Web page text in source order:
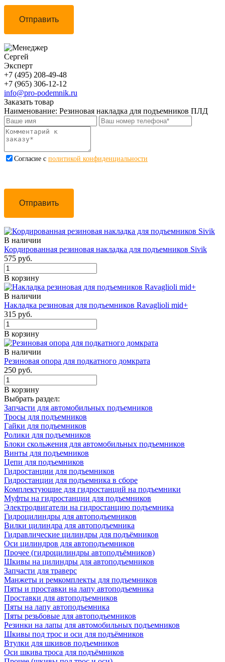
Отправить
Сергей
Эксперт
+7 (495) 208-49-48
+7 (965) 306-12-12
info@pro-podemnik.ru
Заказать товар
Наименование: Резиновая накладка для подъемников ПЛД
Cогласие с политикой конфиденциальности
Отправить
В наличии
Кордированная резиновая накладка для подъемников Sivik
575 руб.
В корзину
В наличии
Накладка резиновая для подъемников Ravaglioli mid+
315 руб.
В корзину
В наличии
Резиновая опора для подкатного домкрата
250 руб.
В корзину
Выбрать раздел:
Запчасти для автомобильных подъемников
Тросы для подъемников
Гайки для подъемников
Ролики для подъемников
Блоки скольжения для автомобильных подъемников
Винты для подъемников
Цепи для подъемников
Гидростанции для подъемников
Гидростанции для подъемника в сборе
Комплектующие для гидростанций на подъемники
Муфты на гидростанции для подъемников
Электродвигатели на гидростанцию подъемника
Гидроцилиндры для автоподъемников
Вилки цилиндра для автоподъемника
Гидравлические цилиндры для подъёмников
Оси цилиндров для автоподъемников
Прочее (гидроцилиндры автоподъёмников)
Шкивы на цилиндры для автоподъемников
Запчасти для траверс
Манжеты и ремкомплекты для подъемников
Пяты и проставки на лапу автоподъемника
Проставки для автоподъемников
Пяты на лапу автоподъемника
Пяты резьбовые для автоподъемников
Резинки на лапы для автомобильных подъемников
Шкивы под трос и оси для подъёмников
Втулки для шкивов подъемников
Оси шкива троса для подъёмников